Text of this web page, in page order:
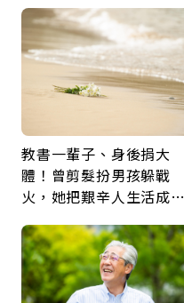
教書一輩子、身後捐大
體！曾剪髮扮男孩躲戰
火，她把艱辛人生活成風
福